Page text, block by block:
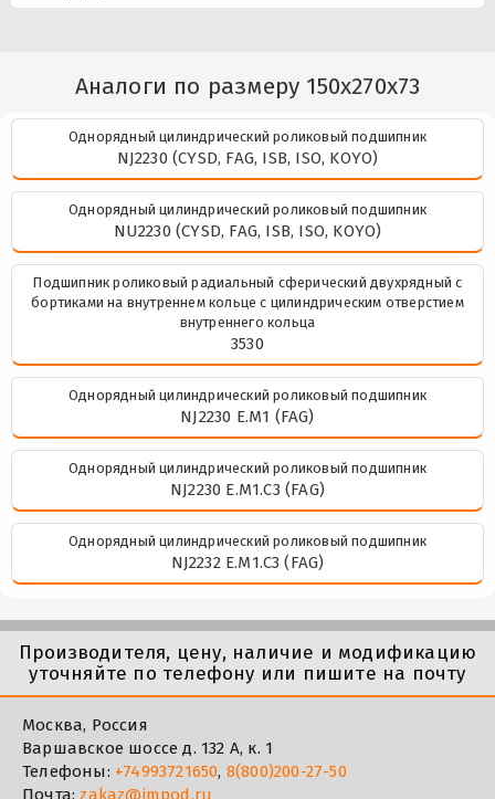
Аналоги по размеру 150x270x73
Однорядный цилиндрический роликовый подшипник
NJ2230 (CYSD, FAG, ISB, ISO, KOYO)
Однорядный цилиндрический роликовый подшипник
NU2230 (CYSD, FAG, ISB, ISO, KOYO)
Подшипник роликовый радиальный сферический двухрядный с
бортиками на внутреннем кольце с цилиндрическим отверстием
внутреннего кольца
3530
Однорядный цилиндрический роликовый подшипник
NJ2230 E.M1 (FAG)
Однорядный цилиндрический роликовый подшипник
NJ2230 E.M1.C3 (FAG)
Однорядный цилиндрический роликовый подшипник
NJ2232 E.M1.C3 (FAG)
Производителя, цену, наличие и модификацию
уточняйте по телефону или пишите на почту
Москва, Россия
Варшавское шоссе д. 132 А, к. 1
Телефоны: +74993721650, 8(800)200-27-50
Почта:zakaz@impod.ru